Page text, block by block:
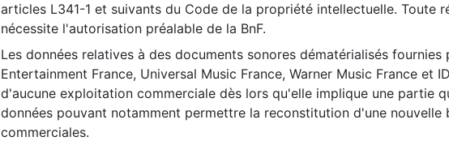
articles L341-1 et suivants du Code de la propriété intellectuelle. Toute
nécessite l'autorisation préalable de la BnF.
Les données relatives à des documents sonores dématérialisés fournies
Entertainment France, Universal Music France, Warner Music France et
d'aucune exploitation commerciale dès lors qu'elle implique une partie
données pouvant notamment permettre la reconstitution d'une nouvelle
commerciales.